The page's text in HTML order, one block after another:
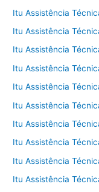
Itu Assistência
Itu Assistência
Itu Assistência
Itu Assistência
Itu Assistência
Itu Assistência
Itu Assistência
Itu Assistência
Itu Assistência
Itu Assistência